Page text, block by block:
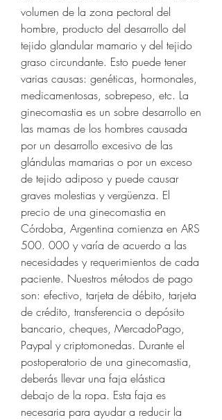
volumen de la zona pectoral del
hombre, producto del desarrollo del
tejido glandular mamario y del tejido
graso circundante. Esto puede tener
varias causas: genéticas, hormonales,
medicamentosas, sobrepeso, etc. La
ginecomastia es un sobre desarrollo en
las mamas de los hombres causada
por un desarrollo excesivo de las
glándulas mamarias o por un exceso
de tejido adiposo y puede causar
graves molestias y vergüenza. El
precio de una ginecomastia en
Córdoba, Argentina comienza en ARS
500. 000 y varía de acuerdo a las
necesidades y requerimientos de cada
paciente. Nuestros métodos de pago
son: efectivo, tarjeta de débito, tarjeta
de crédito, transferencia o depósito
bancario, cheques, MercadoPago,
Paypal y criptomonedas. Durante el
postoperatorio de una ginecomastia,
deberás llevar una faja elástica
debajo de la ropa. Esta faja es
necesaria para ayudar a reducir la